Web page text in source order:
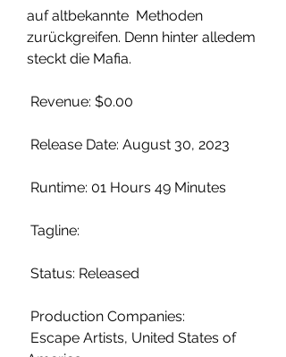
auf altbekannte  Methoden
zurückgreifen. Denn hinter alledem
steckt die Mafia.
Revenue: $0.00
Release Date: August 30, 2023
Runtime: 01 Hours 49 Minutes
Tagline:
Status: Released
Production Companies: